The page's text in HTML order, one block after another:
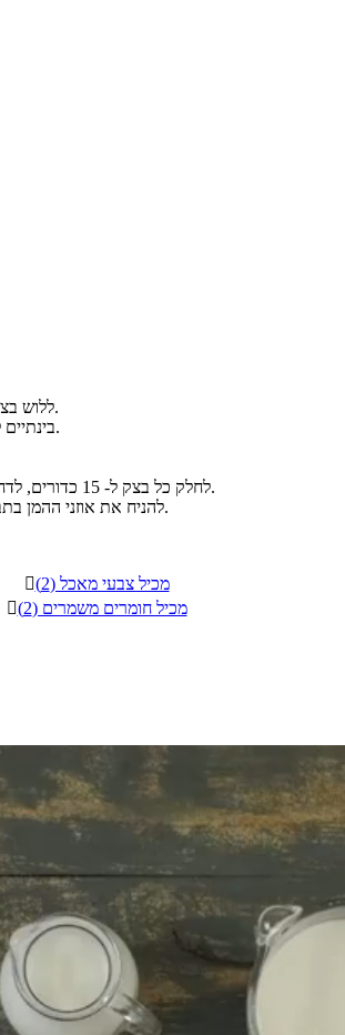
ללוש בצק מכל מצרכי הבצק (במיקסר או ידנית), לעטוף בניילון נצמד ולהכניס למקרר למשך כשעה.
בינתיים לטחון את הפירות יבשים במעבד מזון (כל אחד לחוד), ולחלק את התמרים לכדורים קטנים.
לחלק כל בצק ל- 15 כדורים, לדחוס כל כדור בכף היד לעיגול, להניח כדור תמר, לסגור לצורת אוזן המן וכך לעשות עם כולם.
להניח את אוזני ההמן בתבנית עם נייר אפייה ולאפות בתנור שחומם מראש לחום של 180 מעלות למשך כ- 20 דקות.

מכיל צבעי מאכל (2)

מכיל חומרים משמרים (2)